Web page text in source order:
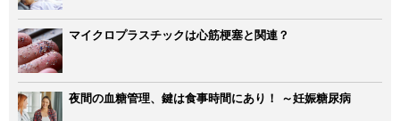
マイクロプラスチックは心筋梗塞と関連？
夜間の血糖管理、鍵は食事時間にあり！ ～妊娠糖尿病